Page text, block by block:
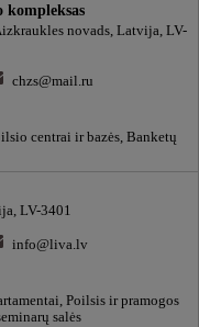
kompleksas
novads, Latvija, LV-
chzs@mail.ru
centrai ir bazės, Banketų
LV-3401
info@liva.lv
Poilsis ir pramogos
salės